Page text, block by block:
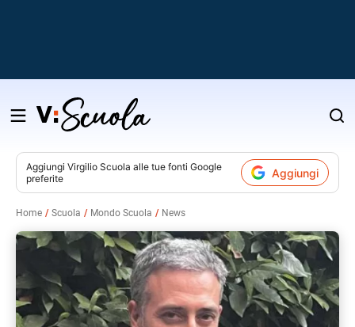
Salta
contenuto
Aggiungi Virgilio Scuola alle tue fonti Google
preferite
Aggiungi
Home Scuola Mondo Scuola News